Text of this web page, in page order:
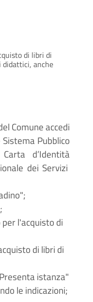
di libri di
anche
Comune accedi
Pubblico
Carta d’Identità
dei Servizi
l'acquisto di
di libri di
istanza"
le indicazioni;